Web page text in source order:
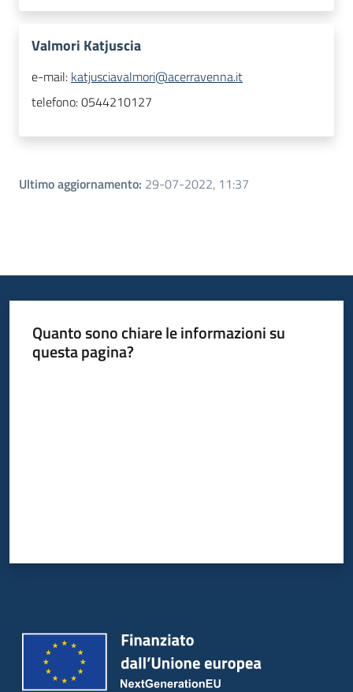
Valmori Katjuscia
e-mail: katjusciavalmori@acerravenna.it
telefono:0544210127
Ultimo aggiornamento: 29-07-2022, 11:37
Quanto sono chiare le informazioni su
questa pagina?